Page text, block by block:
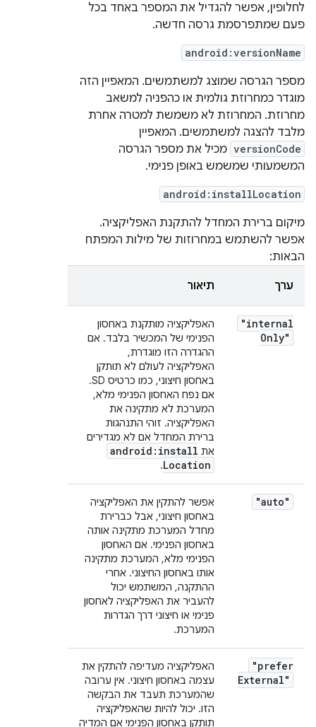
לחלופין, אפשר להגדיל את המספר באחד בכל
פעם שמתפרסמת גרסה חדשה.
android:versionName
מספר הגרסה שמוצג למשתמשים. המאפיין הזה
מוגדר כמחרוזת גולמית או כהפניה למשאב
מחרוזת. המחרוזת לא משמשת למטרה אחרת
מלבד להצגה למשתמשים. המאפיין
versionCode מכיל את מספר הגרסה
המשמעותי שמשמש באופן פנימי.
android:installLocation
מיקום ברירת המחדל להתקנת האפליקציה.
אפשר להשתמש במחרוזות של מילות המפתח
הבאות:
ערך תיאור
"internal
Only"
האפליקציה מותקנת באחסון
הפנימי של המכשיר בלבד. אם
ההגדרה הזו מוגדרת,
האפליקציה לעולם לא תותקן
באחסון חיצוני, כמו כרטיס SD.
אם נפח האחסון הפנימי מלא,
המערכת לא מתקינה את
האפליקציה. זוהי התנהגות
ברירת המחדל אם לא מגדירים
את android:install
Location
.
"auto"
אפשר להתקין את האפליקציה
באחסון חיצוני, אבל כברירת
מחדל המערכת מתקינה אותה
באחסון הפנימי. אם האחסון
הפנימי מלא, המערכת מתקינה
אותו באחסון החיצוני. אחרי
ההתקנה, המשתמש יכול
להעביר את האפליקציה לאחסון
פנימי או חיצוני דרך הגדרות
המערכת.
"prefer
External"
האפליקציה מעדיפה להתקין את
עצמה באחסון חיצוני. אין ערובה
שהמערכת תעבד את הבקשה
הזו. יכול להיות שהאפליקציה
תותקן באחסון הפנימי אם המדיה